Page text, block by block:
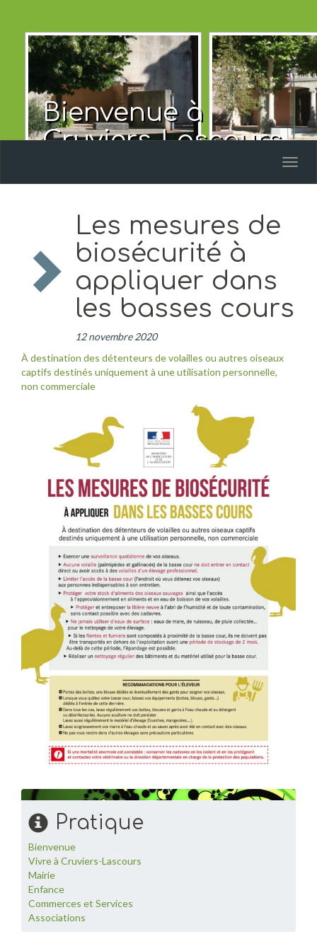
Bienvenue à
Cruviers-Lascours
Les mesures de
biosécurité à
appliquer dans
les basses cours
12 novembre 2020
À destination des détenteurs de volailles ou autres oiseaux
captifs destinés uniquement à une utilisation personnelle,
non commerciale
Pratique
Bienvenue
Vivre à Cruviers-Lascours
Mairie
Enfance
Commerces et Services
Associations